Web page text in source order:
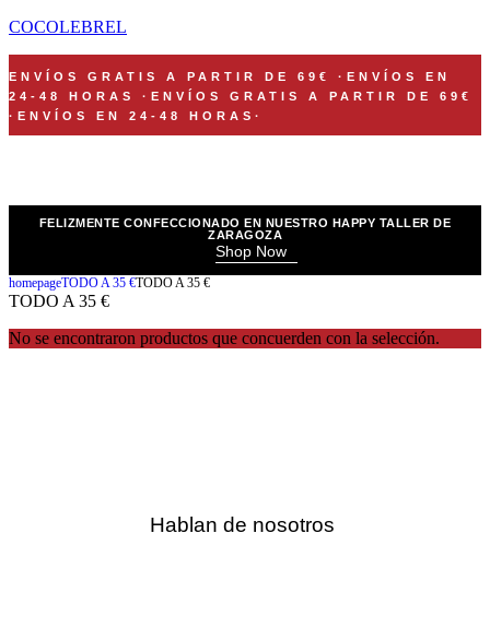
COCOLEBREL
ENVÍOS GRATIS A PARTIR DE 69€ · ENVÍOS EN
24-48 HORAS · ENVÍOS GRATIS A PARTIR DE 69€
· ENVÍOS EN 24-48 HORAS ·
FELIZMENTE CONFECCIONADO EN NUESTRO HAPPY TALLER DE
ZARAGOZA
Shop Now
homepageTODO A 35 €TODO A 35 €
TODO A 35 €
No se encontraron productos que concuerden con la selección.
Hablan de nosotros